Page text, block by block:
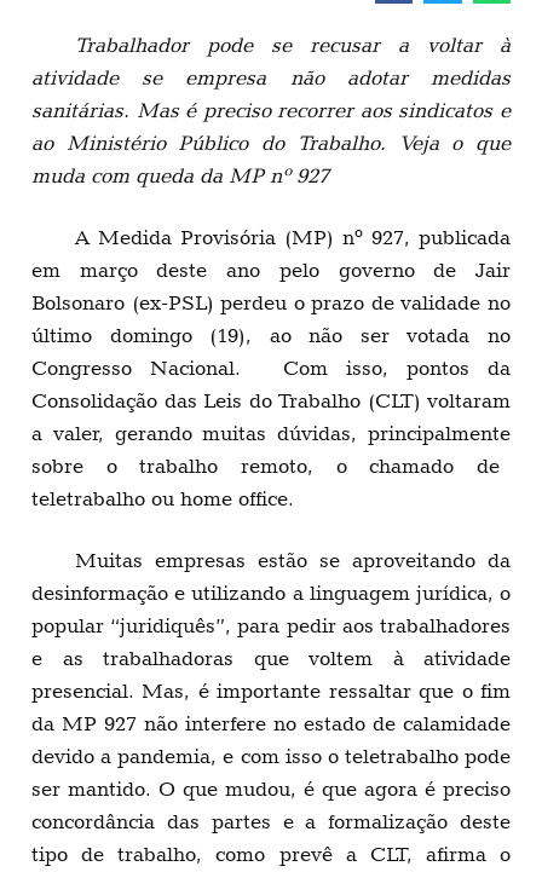
Trabalhador pode se recusar a voltar à
atividade se empresa não adotar medidas
sanitárias. Mas é preciso recorrer aos sindicatos e
ao Ministério Público do Trabalho. Veja o que
muda com queda da MP nº 927
A Medida Provisória (MP) nº 927, publicada
em março deste ano pelo governo de Jair
Bolsonaro (ex-PSL) perdeu o prazo de validade no
último domingo (19), ao não ser votada no
Congresso Nacional. Com isso, pontos da
Consolidação das Leis do Trabalho (CLT) voltaram
a valer, gerando muitas dúvidas, principalmente
sobre o trabalho remoto, o chamado de
teletrabalho ou home office.
Muitas empresas estão se aproveitando da
desinformação e utilizando a linguagem jurídica, o
popular “juridiquês”, para pedir aos trabalhadores
e as trabalhadoras que voltem à atividade
presencial. Mas, é importante ressaltar que o fim
da MP 927 não interfere no estado de calamidade
devido a pandemia, e com isso o teletrabalho pode
ser mantido. O que mudou, é que agora é preciso
concordância das partes e a formalização deste
tipo de trabalho, como prevê a CLT, afirma o